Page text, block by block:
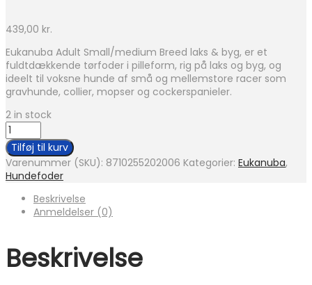
439,00 kr.
Eukanuba Adult Small/medium Breed laks & byg, er et
fuldtdækkende tørfoder i pilleform, rig på laks og byg, og
ideelt til voksne hunde af små og mellemstore racer som
gravhunde, collier, mopser og cockerspanieler.
2 in stock
Eukanuba
Adult
Small/medium
Breed
laks
byg
antal
Tilføj til kurv
Varenummer (SKU): 8710255202006 Kategorier: Eukanuba,
Hundefoder
Beskrivelse
Anmeldelser (0)
Beskrivelse